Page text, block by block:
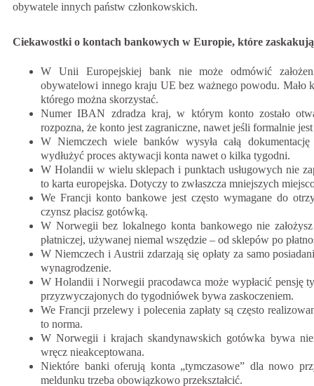
obywatele innych państw członkowskich.
Ciekawostki o kontach bankowych w Europie, które
W Unii Europejskiej bank nie może odmówić
obywatelowi innego kraju UE bez ważnego powodu. Mało
którego można skorzystać.
Numer IBAN zdradza kraj, w którym konto zostało
rozpozna, że konto jest zagraniczne, nawet jeśli formalnie
W Niemczech wiele banków wysyła całą
wydłużyć proces aktywacji konta nawet o kilka tygodni.
W Holandii w wielu sklepach i punktach usługowych nie
to karta europejska. Dotyczy to zwłaszcza mniejszych
We Francji konto bankowe jest często wymagane do
czynsz płacisz gotówką.
W Norwegii bez lokalnego konta bankowego nie
płatniczej, używanej niemal wszędzie – od sklepów po
W Niemczech i Austrii zdarzają się opłaty za samo
wynagrodzenie.
W Holandii i Norwegii pracodawca może wypłacić pensję
przyzwyczajonych do tygodniówek bywa zaskoczeniem.
We Francji przelewy i polecenia zapłaty są często
to norma.
W Norwegii i krajach skandynawskich gotówka bywa
wręcz nieakceptowana.
Niektóre banki oferują konta „tymczasowe” dla nowo
meldunku trzeba obowiązkowo przekształcić.